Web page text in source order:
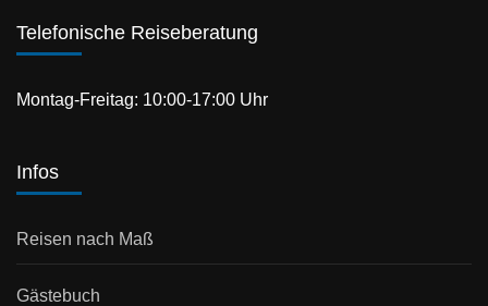
Telefonische Reiseberatung
Montag-Freitag: 10:00-17:00 Uhr
Infos
Reisen nach Maß
Gästebuch